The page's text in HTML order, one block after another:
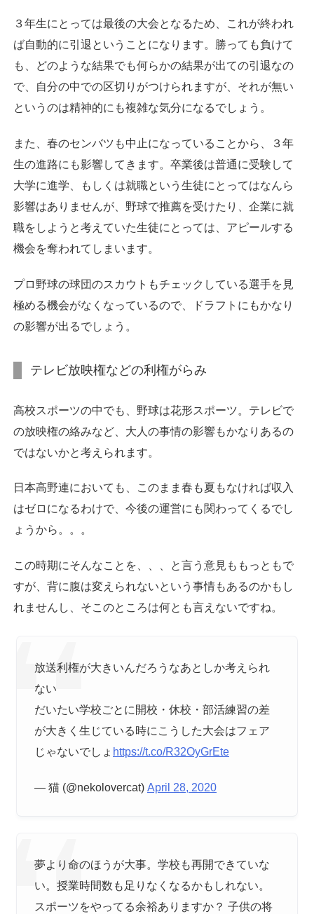
３年生にとっては最後の大会となるため、これが終われ
ば自動的に引退ということになります。勝っても負けて
も、どのような結果でも何らかの結果が出ての引退なの
で、自分の中での区切りがつけられますが、それが無い
というのは精神的にも複雑な気分になるでしょう。
また、春のセンバツも中止になっていることから、３年
生の進路にも影響してきます。卒業後は普通に受験して
大学に進学、もしくは就職という生徒にとってはなんら
影響はありませんが、野球で推薦を受けたり、企業に就
職をしようと考えていた生徒にとっては、アピールする
機会を奪われてしまいます。
プロ野球の球団のスカウトもチェックしている選手を見
極める機会がなくなっているので、ドラフトにもかなり
の影響が出るでしょう。
テレビ放映権などの利権がらみ
高校スポーツの中でも、野球は花形スポーツ。テレビで
の放映権の絡みなど、大人の事情の影響もかなりあるの
ではないかと考えられます。
日本高野連においても、このまま春も夏もなければ収入
はゼロになるわけで、今後の運営にも関わってくるでし
ょうから。。。
この時期にそんなことを、、、と言う意見ももっともで
すが、背に腹は変えられないという事情もあるのかもし
れませんし、そこのところは何とも言えないですね。
放送利権が大きいんだろうなあとしか考えられ
ない
だいたい学校ごとに開校・休校・部活練習の差
が大きく生じている時にこうした大会はフェア
じゃないでしょ https://t.co/R32OyGrEte
— 猫 (@nekolovercat) April 28, 2020
夢より命のほうが大事。学校も再開できていな
い。授業時間数も足りなくなるかもしれない。
スポーツをやってる余裕ありますか？ 子供の将